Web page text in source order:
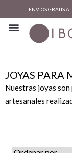
ENVÍOS GRATIS
JOYAS PARA
Nuestras joyas
artesanales